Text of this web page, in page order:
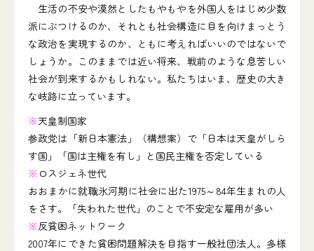
生活の不安や漠然としたもやもやを外国人をはじめ少数
派にぶつけるのか、それとも社会構造に目を向けまっとう
な政治を実現するのか、ともに考えればいいのではないで
しょうか。このままでは近い将来、戦前のような息苦しい
社会が到来するかもしれない。私たちはいま、歴史の大き
な岐路に立っています。
※天皇制国家
参政党は「新日本憲法」（構想案）で「日本は天皇がしら
す国」「国は主権を有し」と国民主権を否定している
※ ロスジェネ世代
おおまかに就職氷河期に社会に出た1975～84年生まれの人
をさす。「失われた世代」のことで不安定な雇用が多い
※反貧困ネットワーク
2007年にできた貧困問題解決を目指す一般社団法人。多様